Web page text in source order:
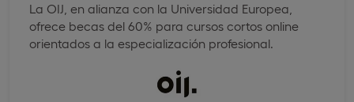
La OIJ, en alianza con la Universidad Europea,
ofrece becas del 60% para cursos cortos online
orientados a la especialización profesional.